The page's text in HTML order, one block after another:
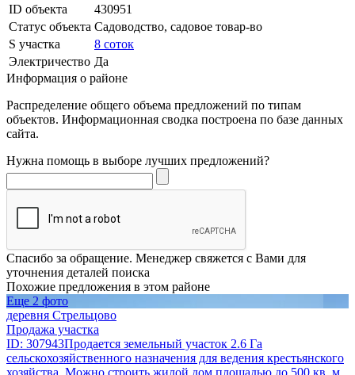
ID объекта
430951
Статус объекта Садоводство, садовое товар-во
S участка
8 соток
Электричество Да
Информация о районе
Распределение общего объема предложений по типам
объектов. Информационная сводка построена по базе данных
сайта.
Нужна помощь в выборе лучших предложений?
Спасибо за обращение. Менеджер свяжется с Вами для
уточнения деталей поиска
Похожие предложения в этом районе
Еще 2 фото
деревня Стрельцово
Продажа участка
ID: 307943Продается земельный участок 2.6 Га
сельскохозяйственного назначения для ведения крестьянского
хозяйства. Можно строить жилой дом площадью до 500 кв. м